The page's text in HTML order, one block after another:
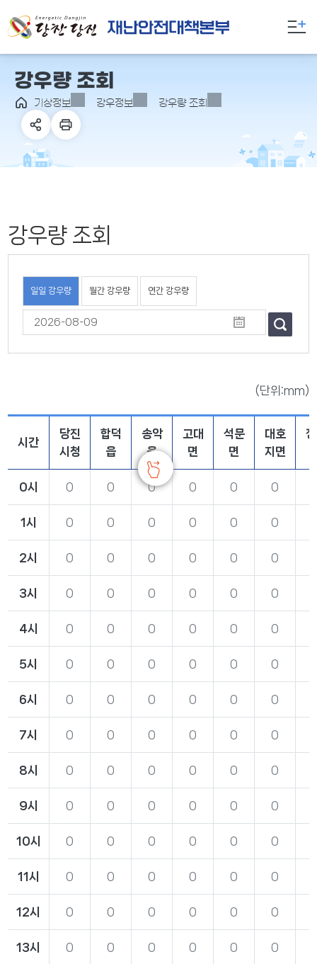
강우량 조회
기상정보 강우정보 강우량 조회
강우량 조회
일일 강우량 월간 강우량 연간 강우량
(단위:mm)
시간
당진
시청
합덕
읍
송악
읍
고대
면
석문
면
대호
지면
0시 0 0 0 0 0 0
1시 0 0 0 0 0 0
2시 0 0 0 0 0 0
3시 0 0 0 0 0 0
4시 0 0 0 0 0 0
5시 0 0 0 0 0 0
6시 0 0 0 0 0 0
7시 0 0 0 0 0 0
8시 0 0 0 0 0 0
9시 0 0 0 0 0 0
10시 0 0 0 0 0 0
11시 0 0 0 0 0 0
12시 0 0 0 0 0 0
13시 0 0 0 0 0 0
족
주